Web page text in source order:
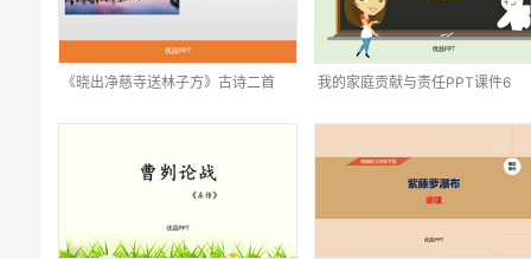
《晓出净慈寺送林子方》古诗二首
我的家庭贡献与责任PPT课件6